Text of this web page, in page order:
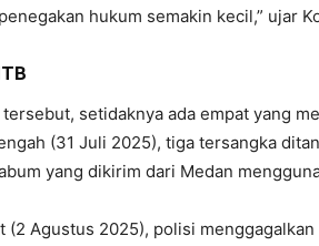
hukum semakin kecil,” ujar
setidaknya ada empat yang
(31 Juli 2025), tiga tersangka
yang dikirim dari Medan
(2 Agustus 2025), polisi